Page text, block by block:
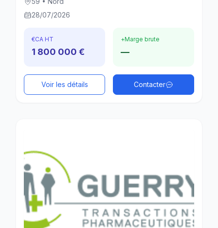
28/07/2026
€CA HT
1 800 000 €
+Marge brute
—
Voir les détails Contacter